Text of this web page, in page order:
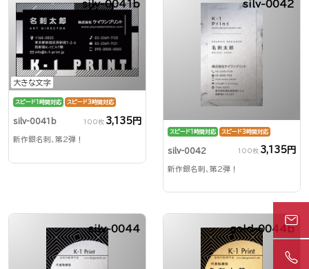
大きな文字
silv-0041b
スピード1時間対応 スピード3時間対応
silv-0041b 100枚 3,135円
新作銀名刺、第2弾！
silv-0042
スピード1時間対応 スピード3時間対応
silv-0042 100枚 3,135円
新作銀名刺、第2弾！
silv-0044 gold-0044b